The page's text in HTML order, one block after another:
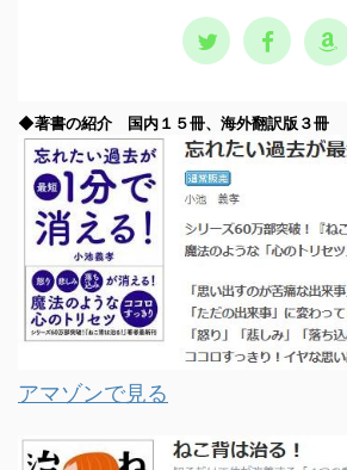
◆著書の紹介 国内１５冊、海外翻訳版３冊
アマゾンで見る